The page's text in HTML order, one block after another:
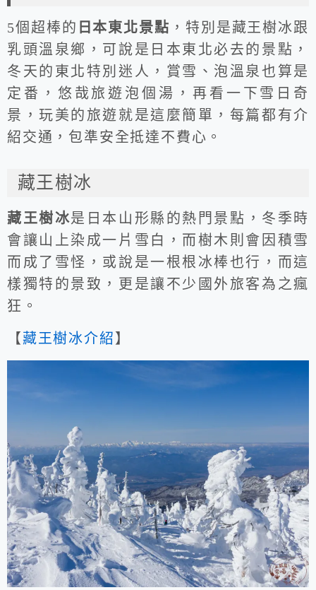
5個超棒的 日本東北景點 ，特別是藏王樹冰跟
乳頭溫泉鄉，可說是日本東北必去的景點，
冬天的東北特別迷人，賞雪、泡溫泉也算是
定番，悠哉旅遊泡個湯，再看一下雪日奇
景，玩美的旅遊就是這麼簡單，每篇都有介
紹交通，包準安全抵達不費心。
藏王樹冰
藏王樹冰是日本山形縣的熱門景點，冬季時
會讓山上染成一片雪白，而樹木則會因積雪
而成了雪怪，或說是一根根冰棒也行，而這
樣獨特的景致，更是讓不少國外旅客為之瘋
狂。
【藏王樹冰介紹 】